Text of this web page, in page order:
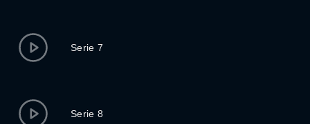
Serie 7
Serie 8